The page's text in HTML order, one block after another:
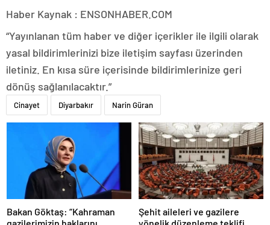
Haber Kaynak : ENSONHABER.COM
“Yayınlanan tüm haber ve diğer içerikler ile ilgili olarak
yasal bildirimlerinizi bize iletişim sayfası üzerinden
iletiniz. En kısa süre içerisinde bildirimlerinize geri
dönüş sağlanılacaktır.”
Cinayet Diyarbakır Narin Güran
Bakan Göktaş: “Kahraman
Şehit aileleri ve gazilere